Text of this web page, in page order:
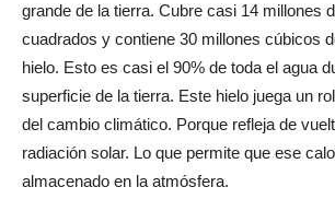
grande de la tierra. Cubre casi 14 millones
cuadrados y contiene 30 millones cúbicos
hielo. Esto es casi el 90% de toda el agua
superficie de la tierra. Este hielo juega un
del cambio climático. Porque refleja de
radiación solar. Lo que permite que ese
almacenado en la atmósfera.